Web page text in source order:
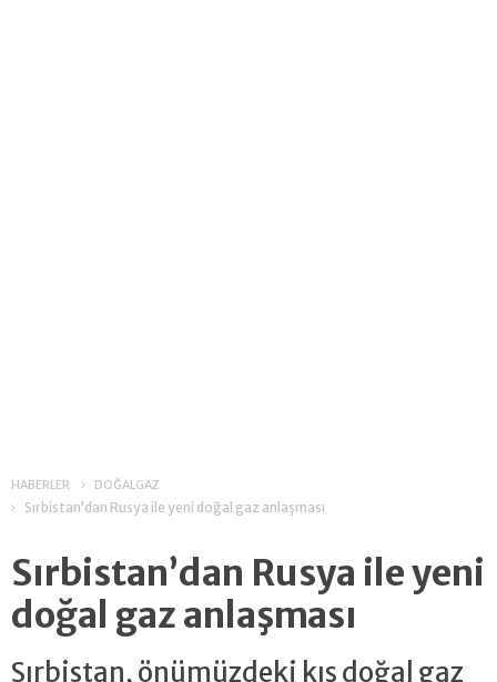
HABERLER DOĞALGAZ
Sırbistan’dan Rusya ile yeni doğal gaz anlaşması
Sırbistan’dan Rusya ile yeni
doğal gaz anlaşması
Sırbistan, önümüzdeki kış doğal gaz